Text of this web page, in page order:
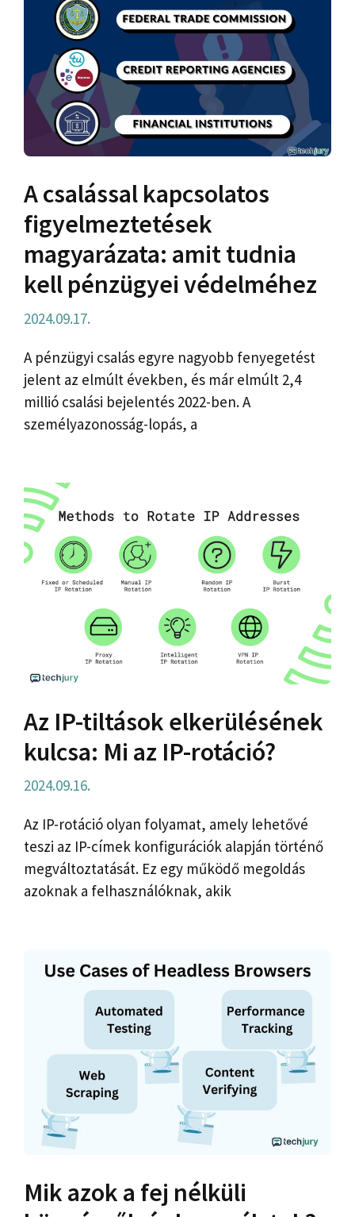
A csalással kapcsolatos
figyelmeztetések
magyarázata: amit tudnia
kell pénzügyei védelméhez
2024.09.17.
A pénzügyi csalás egyre nagyobb fenyegetést
jelent az elmúlt években, és már elmúlt 2,4
millió csalási bejelentés 2022-ben. A
személyazonosság-lopás, a
Az IP-tiltások elkerülésének
kulcsa: Mi az IP-rotáció?
2024.09.16.
Az IP-rotáció olyan folyamat, amely lehetővé
teszi az IP-címek konfigurációk alapján történő
megváltoztatását. Ez egy működő megoldás
azoknak a felhasználóknak, akik
Mik azok a fej nélküli